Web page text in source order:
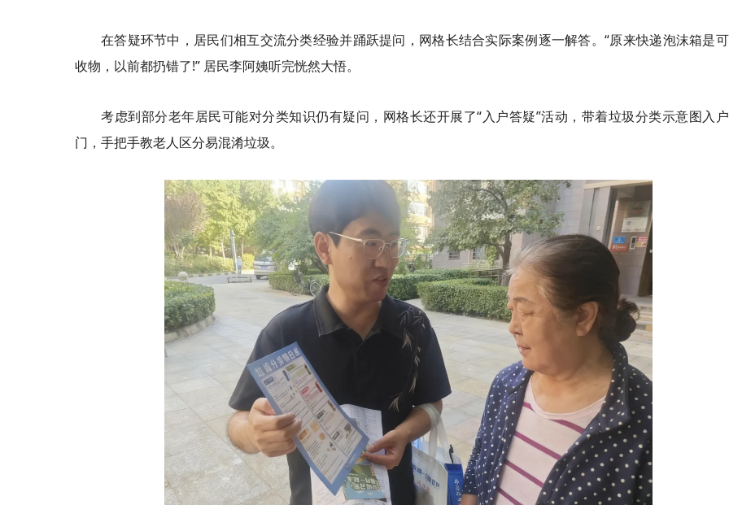
在答疑环节中，居民们相互交流分类经验并踊跃提问，网格长结合实际案例逐一解答。“原来快递泡沫箱是
收物，以前都扔错了!” 居民李阿姨听完恍然大悟。
考虑到部分老年居民可能对分类知识仍有疑问，网格长还开展了“入户答疑”活动，带着垃圾分类示意图入
门，手把手教老人区分易混淆垃圾。